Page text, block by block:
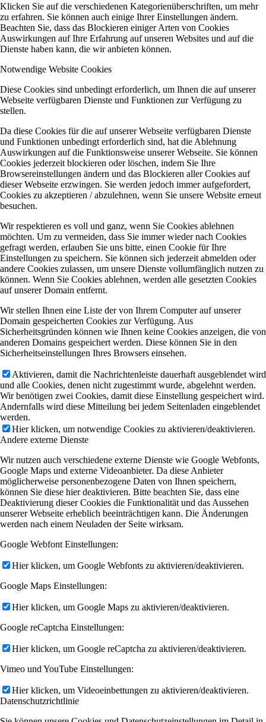
Klicken Sie auf die verschiedenen Kategorienüberschriften, um mehr
zu erfahren. Sie können auch einige Ihrer Einstellungen ändern.
Beachten Sie, dass das Blockieren einiger Arten von Cookies
Auswirkungen auf Ihre Erfahrung auf unseren Websites und auf die
Dienste haben kann, die wir anbieten können.
Notwendige Website Cookies
Diese Cookies sind unbedingt erforderlich, um Ihnen die auf unserer
Webseite verfügbaren Dienste und Funktionen zur Verfügung zu
stellen.
Da diese Cookies für die auf unserer Webseite verfügbaren Dienste
und Funktionen unbedingt erforderlich sind, hat die Ablehnung
Auswirkungen auf die Funktionsweise unserer Webseite. Sie können
Cookies jederzeit blockieren oder löschen, indem Sie Ihre
Browsereinstellungen ändern und das Blockieren aller Cookies auf
dieser Webseite erzwingen. Sie werden jedoch immer aufgefordert,
Cookies zu akzeptieren / abzulehnen, wenn Sie unsere Website erneut
besuchen.
Wir respektieren es voll und ganz, wenn Sie Cookies ablehnen
möchten. Um zu vermeiden, dass Sie immer wieder nach Cookies
gefragt werden, erlauben Sie uns bitte, einen Cookie für Ihre
Einstellungen zu speichern. Sie können sich jederzeit abmelden oder
andere Cookies zulassen, um unsere Dienste vollumfänglich nutzen zu
können. Wenn Sie Cookies ablehnen, werden alle gesetzten Cookies
auf unserer Domain entfernt.
Wir stellen Ihnen eine Liste der von Ihrem Computer auf unserer
Domain gespeicherten Cookies zur Verfügung. Aus
Sicherheitsgründen können wie Ihnen keine Cookies anzeigen, die von
anderen Domains gespeichert werden. Diese können Sie in den
Sicherheitseinstellungen Ihres Browsers einsehen.
Aktivieren, damit die Nachrichtenleiste dauerhaft ausgeblendet wird
und alle Cookies, denen nicht zugestimmt wurde, abgelehnt werden.
Wir benötigen zwei Cookies, damit diese Einstellung gespeichert wird.
Andernfalls wird diese Mitteilung bei jedem Seitenladen eingeblendet
werden.
Hier klicken, um notwendige Cookies zu aktivieren/deaktivieren.
Andere externe Dienste
Wir nutzen auch verschiedene externe Dienste wie Google Webfonts,
Google Maps und externe Videoanbieter. Da diese Anbieter
möglicherweise personenbezogene Daten von Ihnen speichern,
können Sie diese hier deaktivieren. Bitte beachten Sie, dass eine
Deaktivierung dieser Cookies die Funktionalität und das Aussehen
unserer Webseite erheblich beeinträchtigen kann. Die Änderungen
werden nach einem Neuladen der Seite wirksam.
Google Webfont Einstellungen:
Hier klicken, um Google Webfonts zu aktivieren/deaktivieren.
Google Maps Einstellungen:
Hier klicken, um Google Maps zu aktivieren/deaktivieren.
Google reCaptcha Einstellungen:
Hier klicken, um Google reCaptcha zu aktivieren/deaktivieren.
Vimeo und YouTube Einstellungen:
Hier klicken, um Videoeinbettungen zu aktivieren/deaktivieren.
Datenschutzrichtlinie